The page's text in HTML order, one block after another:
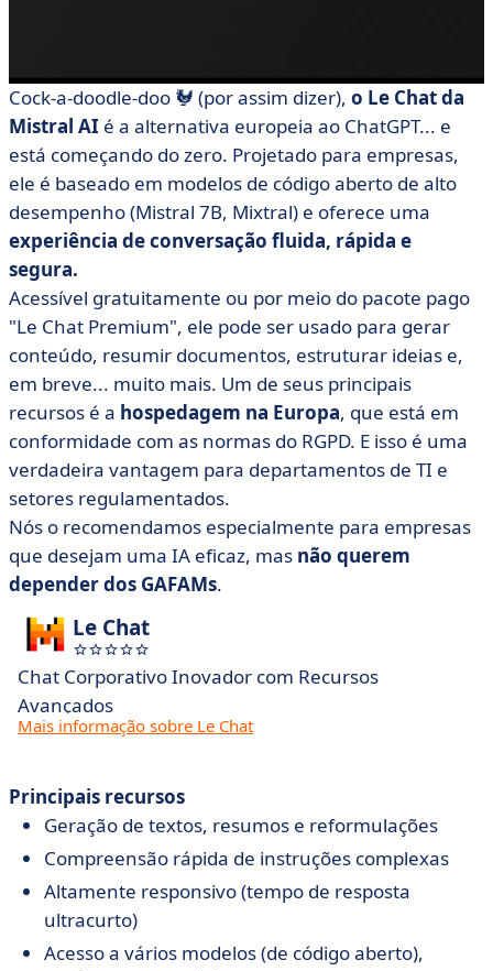
Cock-a-doodle-doo 🐓 (por assim dizer), o Le Chat da
Mistral AI é a alternativa europeia ao ChatGPT... e
está começando do zero. Projetado para empresas,
ele é baseado em modelos de código aberto de alto
desempenho (Mistral 7B, Mixtral) e oferece uma
experiência de conversação fluida, rápida e
segura.
Acessível gratuitamente ou por meio do pacote pago
"Le Chat Premium", ele pode ser usado para gerar
conteúdo, resumir documentos, estruturar ideias e,
em breve... muito mais. Um de seus principais
recursos é a hospedagem na Europa, que está em
conformidade com as normas do RGPD. E isso é uma
verdadeira vantagem para departamentos de TI e
setores regulamentados.
Nós o recomendamos especialmente para empresas
que desejam uma IA eficaz, mas não querem
depender dos GAFAMs.
Le Chat
Chat Corporativo Inovador com Recursos
Avançados
Mais informação sobre Le Chat
Principais recursos
Geração de textos, resumos e reformulações
Compreensão rápida de instruções complexas
Altamente responsivo (tempo de resposta
ultracurto)
Acesso a vários modelos (de código aberto),